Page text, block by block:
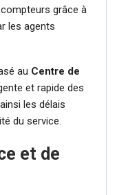
grâce à
les agents
au Centre de
et rapide des
les délais
du service.
et de